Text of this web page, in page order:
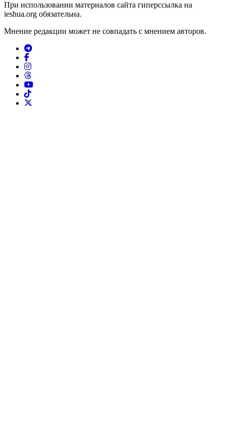
При использовании материалов сайта гиперссылка на
ieshua.org обязательна.
Мнение редакции может не совпадать с мнением авторов.